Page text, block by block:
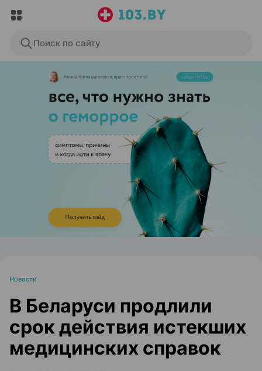
Поиск по сайту
ЭФФЕКТИВНАЯ РЕКЛАМА НА САЙТЕ
Новости
В Беларуси продлили
срок действия истекших
медицинских справок